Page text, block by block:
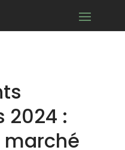
2024 :
marché